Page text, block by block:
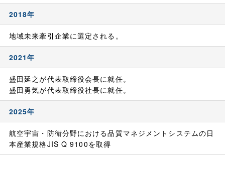
2018年
地域未来牽引企業に選定される。
2021年
盛田延之が代表取締役会長に就任。
盛田勇気が代表取締役社長に就任。
2025年
航空宇宙・防衛分野における品質マネジメントシステムの日
本産業規格JIS Q 9100を取得